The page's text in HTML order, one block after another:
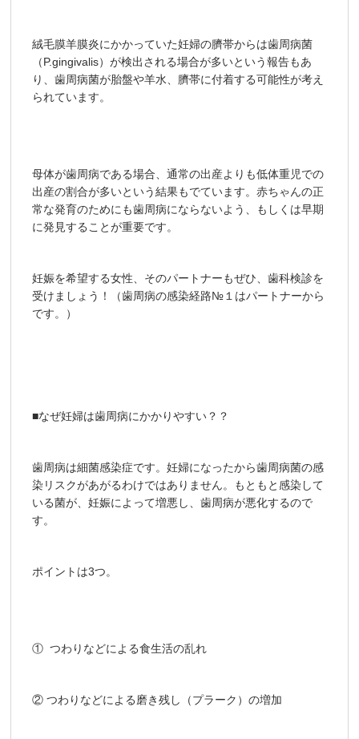
絨毛膜羊膜炎にかかっていた妊婦の臍帯からは歯周病菌
（P.gingivalis）が検出される場合が多いという報告もあ
り、歯周病菌が胎盤や羊水、臍帯に付着する可能性が考え
られています。
母体が歯周病である場合、通常の出産よりも低体重児での
出産の割合が多いという結果もでています。赤ちゃんの正
常な発育のためにも歯周病にならないよう、もしくは早期
に発見することが重要です。
妊娠を希望する女性、そのパートナーもぜひ、歯科検診を
受けましょう！（歯周病の感染経路№１はパートナーから
です。）
■なぜ妊婦は歯周病にかかりやすい？？
歯周病は細菌感染症です。妊婦になったから歯周病菌の感
染リスクがあがるわけではありません。もともと感染して
いる菌が、妊娠によって増悪し、歯周病が悪化するので
す。
ポイントは3つ。
① つわりなどによる食生活の乱れ
② つわりなどによる磨き残し（プラーク）の増加